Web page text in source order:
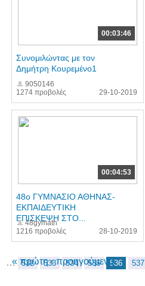
00:03:46
1274 προβολές
Συνομιλώντας με τον
Δημήτρη Κουρεμένο1
9050146
29-10-2019
00:04:53
1216 προβολές
48o ΓΥΜΝΑΣΙΟ ΑΘΗΝΑΣ-
ΕΚΠΑΙΔΕΥΤΙΚΗ
ΕΠΙΣΚΕΨΗ ΣΤΟ...
48gymath
28-10-2019
« πρώτη ‹ προηγούμενη
… 532 533 534 535 536 537